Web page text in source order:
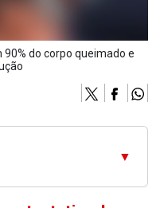
do corpo queimado e
▼